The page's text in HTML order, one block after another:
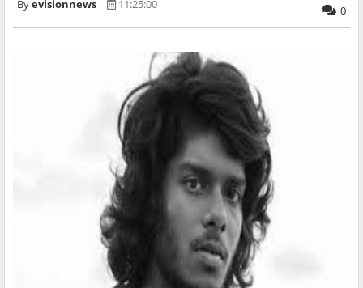
evisionnews 11:25:00 0